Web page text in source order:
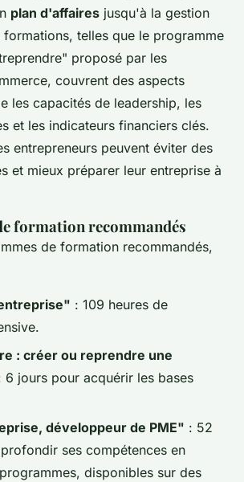
plan d'affaires jusqu'à la gestion
telles que le programme
proposé par les
couvrent des aspects
les capacités de leadership, les
et les indicateurs financiers clés.
entrepreneurs peuvent éviter des
et mieux préparer leur entreprise à
formation recommandés
de formation recommandés,
: 109 heures de
: créer ou reprendre une
6 jours pour acquérir les bases
développeur de PME" : 52
ses compétences en
disponibles sur des